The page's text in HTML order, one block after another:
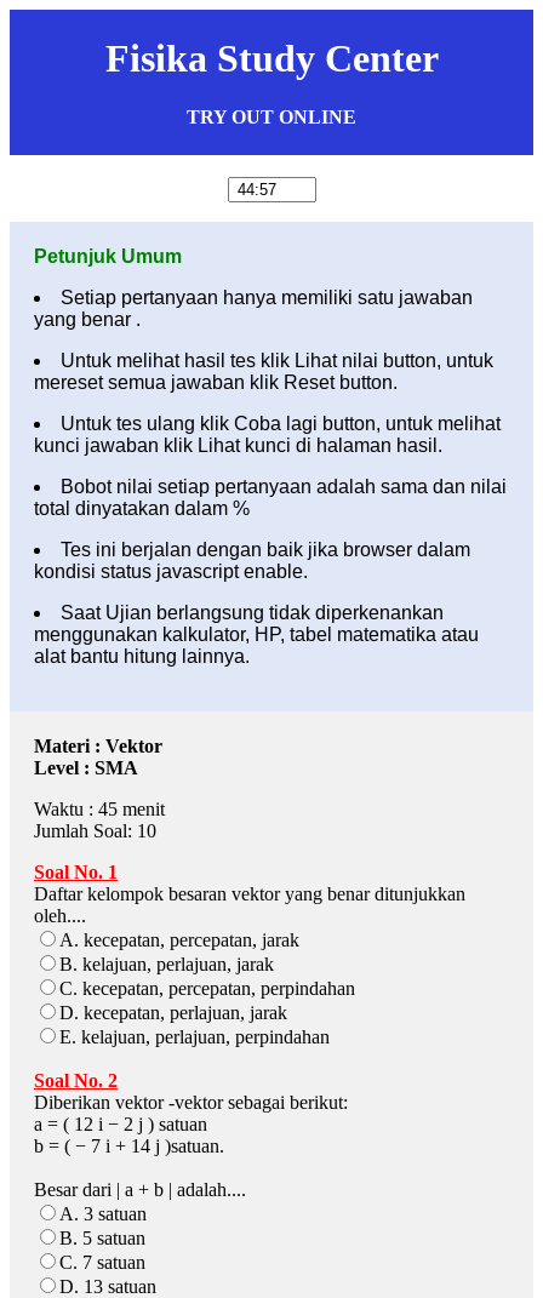
Fisika Study Center
TRY OUT ONLINE
Petunjuk Umum
Setiap pertanyaan hanya memiliki satu jawaban
yang benar .
Untuk melihat hasil tes klik Lihat nilai button, untuk
mereset semua jawaban klik Reset button.
Untuk tes ulang klik Coba lagi button, untuk melihat
kunci jawaban klik Lihat kunci di halaman hasil.
Bobot nilai setiap pertanyaan adalah sama dan nilai
total dinyatakan dalam %
Tes ini berjalan dengan baik jika browser dalam
kondisi status javascript enable.
Saat Ujian berlangsung tidak diperkenankan
menggunakan kalkulator, HP, tabel matematika atau
alat bantu hitung lainnya.
Materi : Vektor
Level : SMA
Waktu : 45 menit
Jumlah Soal: 10
Soal No. 1
Daftar kelompok besaran vektor yang benar ditunjukkan
oleh....
A. kecepatan, percepatan, jarak
B. kelajuan, perlajuan, jarak
C. kecepatan, percepatan, perpindahan
D. kecepatan, perlajuan, jarak
E. kelajuan, perlajuan, perpindahan
Soal No. 2
Diberikan vektor -vektor sebagai berikut:
a = ( 12 i − 2 j ) satuan
b = ( − 7 i + 14 j )satuan.
Besar dari | a + b | adalah....
A. 3 satuan
B. 5 satuan
C. 7 satuan
D. 13 satuan